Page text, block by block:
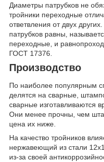
Диаметры патрубков не
тройники переходные
ответвления от двух
патрубков равны,
переходные, и
ГОСТ 17376.
Производство
По наиболее популярным
делятся на сварные,
сварные изготавливаются
Они менее прочны, чем
цена их ниже.
На качество тройников
нержавеющий из стали
из-за своей